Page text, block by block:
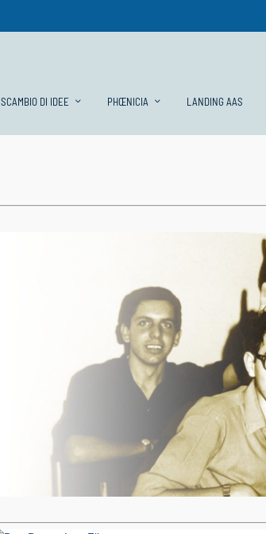
SCAMBIO DI IDEE PHŒNICIA LANDING AAS